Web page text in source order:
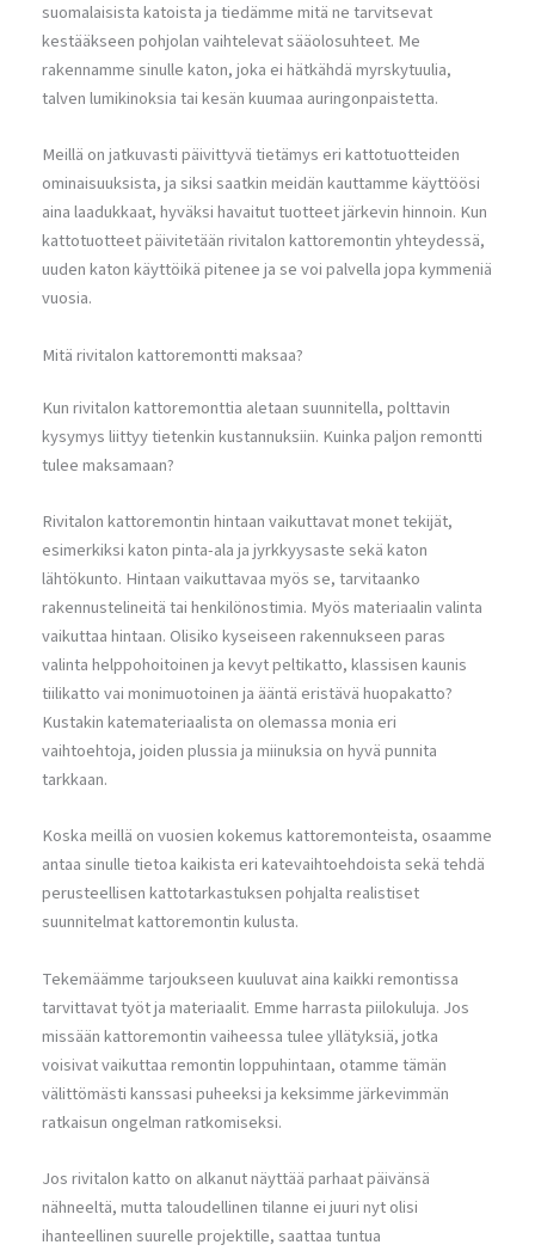
suomalaisista katoista ja tiedämme mitä ne tarvitsevat
kestääkseen pohjolan vaihtelevat sääolosuhteet. Me
rakennamme sinulle katon, joka ei hätkähdä myrskytuulia,
talven lumikinoksia tai kesän kuumaa auringonpaistetta.
Meillä on jatkuvasti päivittyvä tietämys eri kattotuotteiden
ominaisuuksista, ja siksi saatkin meidän kauttamme käyttöösi
aina laadukkaat, hyväksi havaitut tuotteet järkevin hinnoin. Kun
kattotuotteet päivitetään rivitalon kattoremontin yhteydessä,
uuden katon käyttöikä pitenee ja se voi palvella jopa kymmeniä
vuosia.
Mitä rivitalon kattoremontti maksaa?
Kun rivitalon kattoremonttia aletaan suunnitella, polttavin
kysymys liittyy tietenkin kustannuksiin. Kuinka paljon remontti
tulee maksamaan?
Rivitalon kattoremontin hintaan vaikuttavat monet tekijät,
esimerkiksi katon pinta-ala ja jyrkkyysaste sekä katon
lähtökunto. Hintaan vaikuttavaa myös se, tarvitaanko
rakennustelineitä tai henkilönostimia. Myös materiaalin valinta
vaikuttaa hintaan. Olisiko kyseiseen rakennukseen paras
valinta helppohoitoinen ja kevyt peltikatto, klassisen kaunis
tiilikatto vai monimuotoinen ja ääntä eristävä huopakatto?
Kustakin katemateriaalista on olemassa monia eri
vaihtoehtoja, joiden plussia ja miinuksia on hyvä punnita
tarkkaan.
Koska meillä on vuosien kokemus kattoremonteista, osaamme
antaa sinulle tietoa kaikista eri katevaihtoehdoista sekä tehdä
perusteellisen kattotarkastuksen pohjalta realistiset
suunnitelmat kattoremontin kulusta.
Tekemäämme tarjoukseen kuuluvat aina kaikki remontissa
tarvittavat työt ja materiaalit. Emme harrasta piilokuluja. Jos
missään kattoremontin vaiheessa tulee yllätyksiä, jotka
voisivat vaikuttaa remontin loppuhintaan, otamme tämän
välittömästi kanssasi puheeksi ja keksimme järkevimmän
ratkaisun ongelman ratkomiseksi.
Jos rivitalon katto on alkanut näyttää parhaat päivänsä
nähneeltä, mutta taloudellinen tilanne ei juuri nyt olisi
ihanteellinen suurelle projektille, saattaa tuntua